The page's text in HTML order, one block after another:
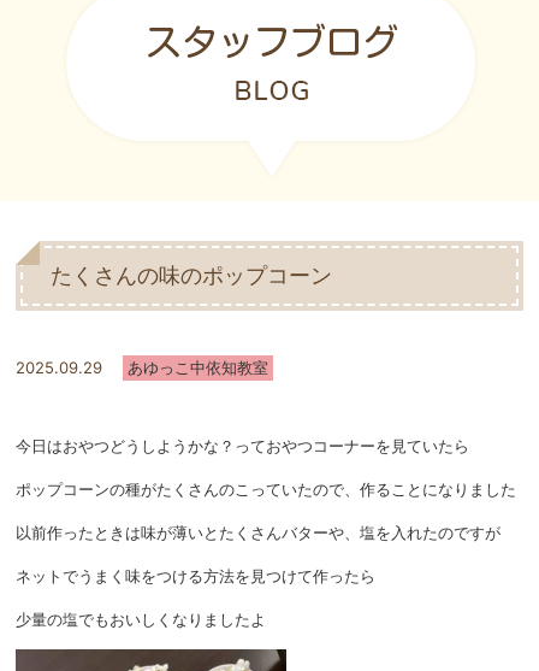
たくさんの味のポップコーン
2025.09.29 あゆっこ中依知教室
今日はおやつどうしようかな？っておやつコーナーを見ていたら
ポップコーンの種がたくさんのこっていたので、作ることになりました
以前作ったときは味が薄いとたくさんバターや、塩を入れたのですが
ネットでうまく味をつける方法を見つけて作ったら
少量の塩でもおいしくなりましたよ